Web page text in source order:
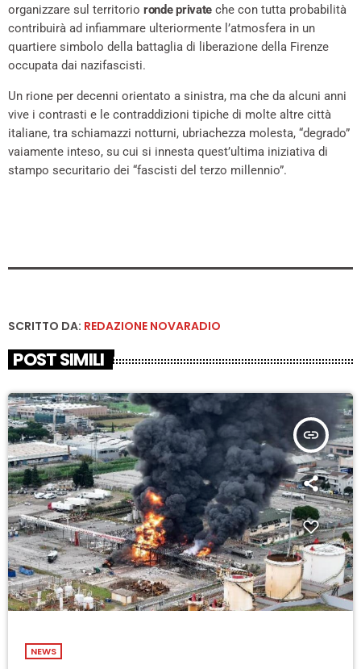
organizzare sul territorio ronde private che con tutta probabilità
contribuirà ad infiammare ulteriormente l’atmosfera in un
quartiere simbolo della battaglia di liberazione della Firenze
occupata dai nazifascisti.
Un rione per decenni orientato a sinistra, ma che da alcuni anni
vive i contrasti e le contraddizioni tipiche di molte altre città
italiane, tra schiamazzi notturni, ubriachezza molesta, “degrado”
vaiamente inteso, su cui si innesta quest’ultima iniziativa di
stampo securitario dei “fascisti del terzo millennio”.
SCRITTO DA: REDAZIONE NOVARADIO
POST SIMILI
insert_link
NEWS